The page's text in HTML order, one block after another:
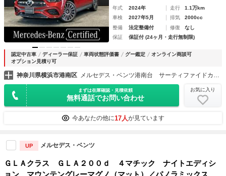
年式 2024年 走行
1.1万km
車検
2027年5月 排気
2000cc
整備
法定整備付 修復
なし
保証
保証付 (24ヶ月・走行無制限)
認定中古車 ディーラー保証 車両状態評価書 グー鑑定
オンライン商談可
オプション見積り可
神奈川県横浜市港南区 メルセデス・ベンツ港南台 サーティファイドカーセンター（株）シュテルン世田谷
まずは在庫確認・見積依頼
無料通話でお問い合わせ
お気に入り
今あなたの他に17人が見ています
UP メルセデス・ベンツ
ＧＬＡクラス ＧＬＡ２００ｄ ４マチック ナイトエディシ